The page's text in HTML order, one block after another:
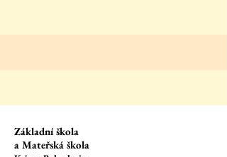
Základní škola
a Mateřská škola